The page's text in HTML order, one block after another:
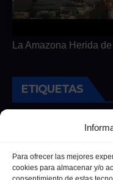
Para ofrecer las mejores
cookies para almacenar y/o
La Amazona Herida
ETIQUETAS
Andalucía